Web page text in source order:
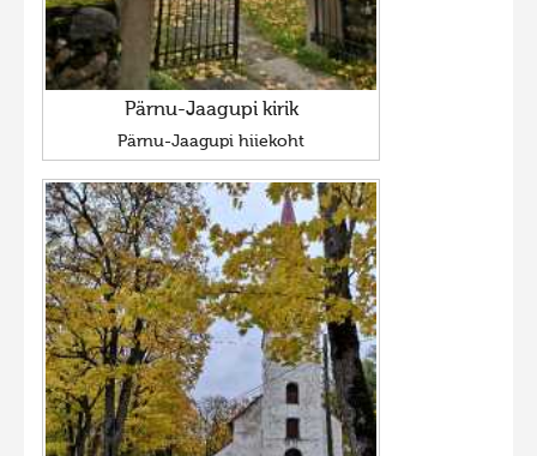
Pärnu-Jaagupi kirik
Pärnu-Jaagupi hiiekoht